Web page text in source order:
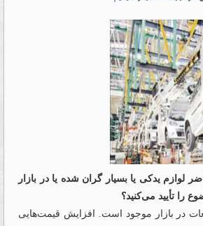
لوازم یدکی یا بسیار گران شده یا در بازار
را تأیید می‌کنید؟
در بازار موجود است. افزایش قیمت‌هایی